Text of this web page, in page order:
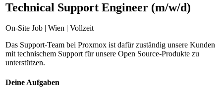
Technical Support Engineer (m/w/d)
On-Site Job | Wien | Vollzeit
Das Support-Team bei Proxmox ist dafür zuständig unsere Kunden
mit technischem Support für unsere Open Source-Produkte zu
unterstützen.
Deine Aufgaben